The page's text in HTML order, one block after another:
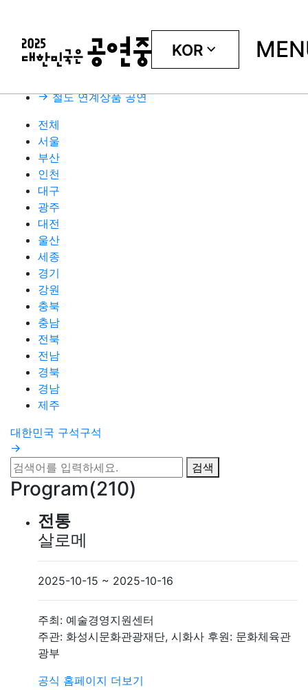
KOR
공연
지역
철도 연계상품 공연
전체
서울
부산
인천
대구
광주
대전
울산
세종
경기
강원
충북
충남
전북
전남
경북
경남
제주
대한민국 구석구석
검색
Program(210)
전통
살로메
2025-10-15 ~ 2025-10-16
주최: 예술경영지원센터
주관: 화성시문화관광재단, 시화사 후원: 문화체육관
광부
공식 홈페이지 더보기